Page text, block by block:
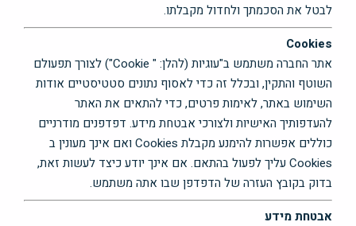
לבטל את הסכמתך ולחדול מקבלתו.
Cookies
אתר החברה משתמש ב"עוגיות (להלן: " Cookie") לצורך תפעולם
השוטף והתקין, ובכלל זה כדי לאסוף נתונים סטטיסטיים אודות
השימוש באתר, לאימות פרטים, כדי להתאים את האתר
להעדפותיך האישיות ולצורכי אבטחת מידע. דפדפנים מודרניים
כוללים אפשרות להימנע מקבלת Cookies ואם אינך מעונין ב
Cookies עליך לפעול בהתאם. אם אינך יודע כיצד לעשות זאת,
בדוק בקובץ העזרה של הדפדפן שבו אתה משתמש.
אבטחת מידע